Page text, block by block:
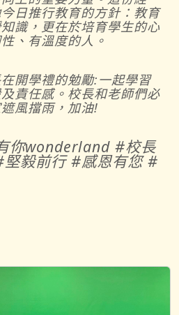
日推行教育的方針：教育
識，更在於培育學生的心
、有溫度的人。
開學禮的勉勵:一起學習
責任感。校長和老師們必
風擋雨，加油!
你wonderland #校長
毅前行 #感恩有您 #